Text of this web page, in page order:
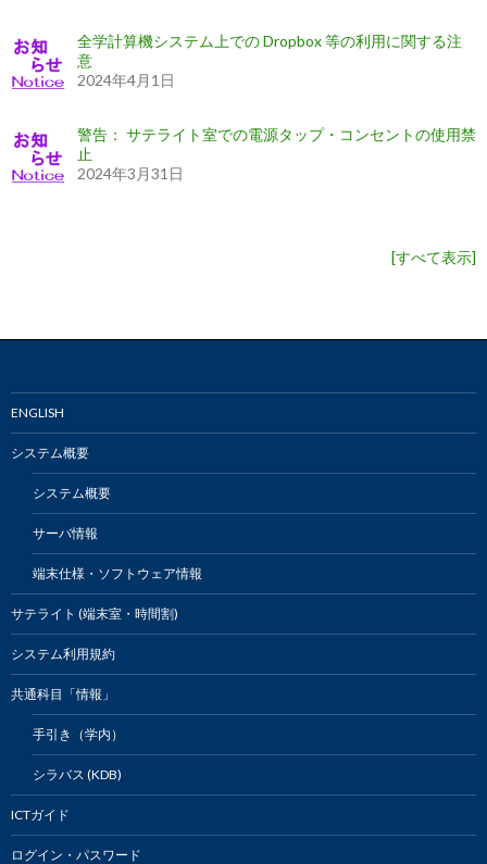
全学計算機システム上での Dropbox 等の利用に関する注
意
2024年4月1日
警告： サテライト室での電源タップ・コンセントの使用禁
止
2024年3月31日
[すべて表示]
ENGLISH
システム概要
システム概要
サーバ情報
端末仕様・ソフトウェア情報
サテライト (端末室・時間割)
システム利用規約
共通科目「情報」
手引き（学内）
シラバス (KDB)
ICTガイド
ログイン・パスワード